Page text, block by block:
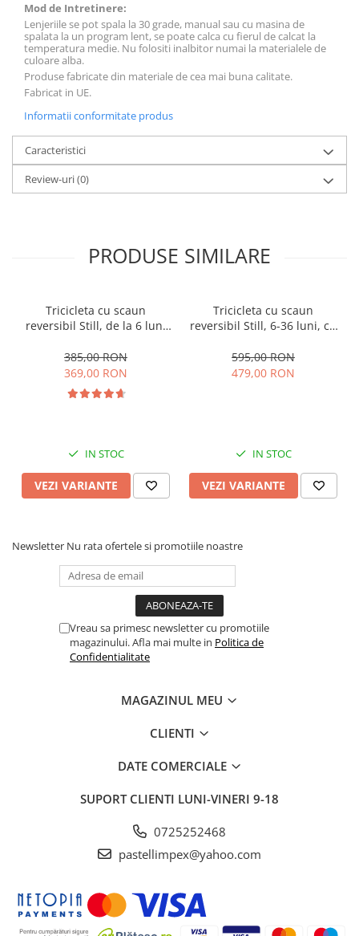
Mod de Intretinere:
Lenjeriile se pot spala la 30 grade, manual sau cu masina de
spalata la un program lent, se poate calca cu fierul de calcat la
temperatura medie. Nu folositi inalbitor numai la materialele de
culoare alba.
Produse fabricate din materiale de cea mai buna calitate.
Fabricat in UE.
Informatii conformitate produs
Caracteristici
Review-uri(0)
PRODUSE SIMILARE
Tricicleta cu scaun
reversibil Still, de la 6 luni
roata Eva plina, siliconata
385,00 RON
369,00 RON
IN STOC
VEZI VARIANTE
Tricicleta cu scaun
reversibil Still, 6-36 luni, cu
roata cauciuc, cu lumini si
muzica, SL07
595,00 RON
479,00 RON
IN STOC
VEZI VARIANTE
Newsletter Nu rata ofertele si promotiile noastre
Vreau sa primesc newsletter cu promotiile
magazinului. Afla mai multe in Politica de
Confidentialitate
MAGAZINUL MEU
CLIENTI
DATE COMERCIALE
SUPORT CLIENTI LUNI-VINERI 9-18
0725252468
pastellimpex@yahoo.com